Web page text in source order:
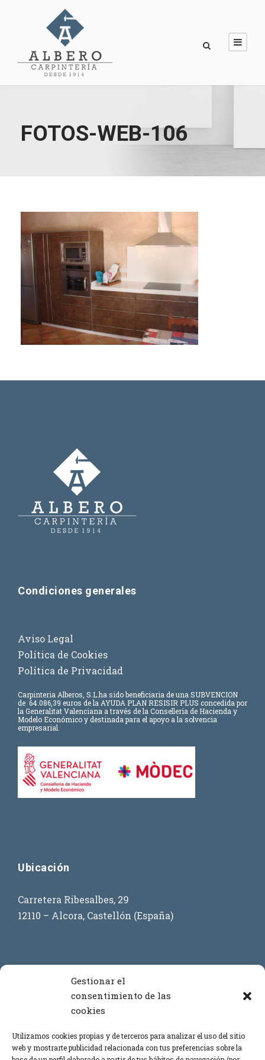
Gestionar el
consentimiento de las
cookies
Utilizamos cookies propias y de terceros para analizar el uso del sitio
web y mostrarte publicidad relacionada con tus preferencias sobre la
FOTOS-WEB-106
Condiciones generales
Aviso Legal
Política de Cookies
Política de Privacidad
Carpinteria Alberos, S.L.ha sido beneficiaria de una SUBVENCION
de 64.086,39 euros de la AYUDA PLAN RESISIR PLUS concedida por
la Generalitat Valenciana a través de la Conselleria de Hacienda y
Modelo Económico y destinada para el apoyo a la solvencia
empresarial.
Ubicación
Carretera Ribesalbes, 29
12110 – Alcora, Castellón (España)
+34 699 908 873
+34 669 443 864